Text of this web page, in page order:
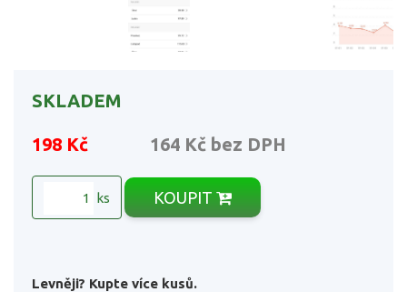
SKLADEM
198 Kč 164 Kč bez DPH
ks KOUPIT
Levněji? Kupte více kusů.